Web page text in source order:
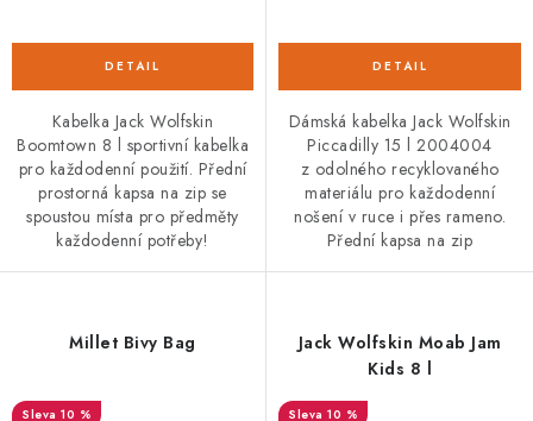
Kabelka Jack Wolfskin
Boomtown 8 l sportivní kabelka
pro každodenní použití. Přední
prostorná kapsa na zip se
spoustou místa pro předměty
každodenní potřeby!
Dámská kabelka Jack Wolfskin
Piccadilly 15 l 2004004
z odolného recyklovaného
materiálu pro každodenní
nošení v ruce i přes rameno.
Přední kapsa na zip
Millet Bivy Bag
10 %
Jack Wolfskin Moab Jam
Kids 8 l
10 %